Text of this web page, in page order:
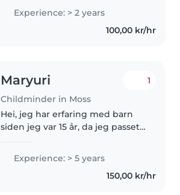
og synge, lese, leke, være aktiv
med barn og mye mer Jeg
Experience: > 2 years
100,00 kr/hr
Maryuri
Childminder in Moss
1
Hei, jeg har erfaring med barn
siden jeg var 15 år, da jeg passet
barnevakt, blant annet for
tvillingjenter. Jeg lærte dem..
Experience: > 5 years
150,00 kr/hr